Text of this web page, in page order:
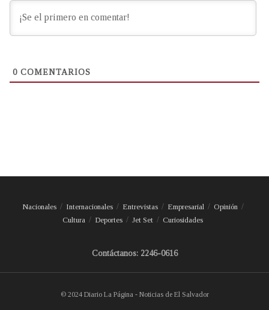
0 COMENTARIOS
Nacionales Internacionales Entrevistas Empresarial
Opinión
Cultura
Deportes Jet Set Curiosidades
Contáctanos: 2246-0616
© 2024 Diario La Página - Noticias de El Salvador